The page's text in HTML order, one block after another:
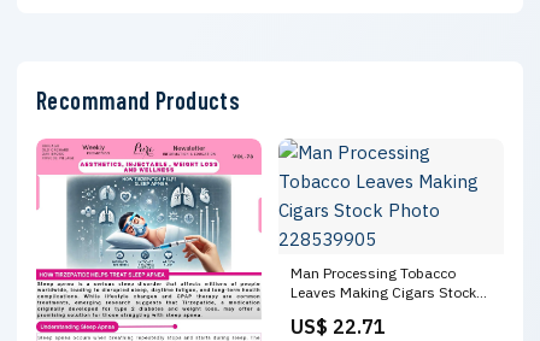
Recommand Products
Man Processing Tobacco
Leaves Making Cigars Stock
US$ 22.71